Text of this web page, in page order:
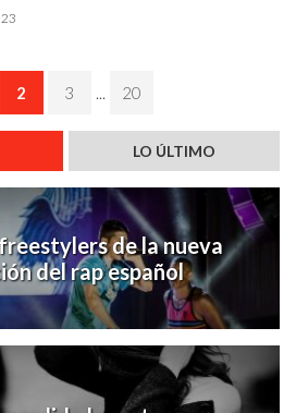
2 3 ... 20
LO ÚLTIMO
de la nueva
del rap español